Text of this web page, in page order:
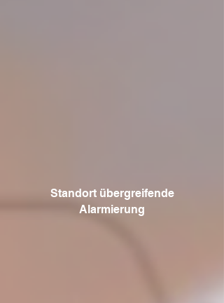
Standort übergreifende
Alarmierung